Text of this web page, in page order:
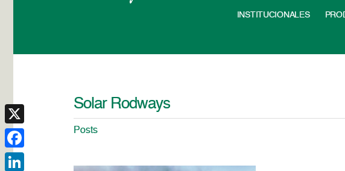
INSTITUCIONALES
Solar Rodways
Posts
X
Facebook